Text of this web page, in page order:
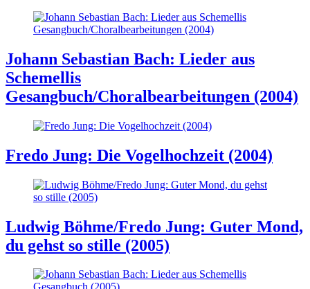
Johann Sebastian Bach: Lieder aus
Schemellis
Gesangbuch/Choralbearbeitungen (2004)
Fredo Jung: Die Vogelhochzeit (2004)
Ludwig Böhme/Fredo Jung: Guter Mond,
du gehst so stille (2005)